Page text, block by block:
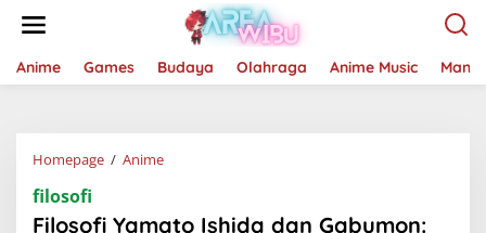
Anime Games Budaya Olahraga Anime Music
Homepage / AnimeFilosofi
dan
filosofi
Filosofi Yamato Ishida dan Gabumon: